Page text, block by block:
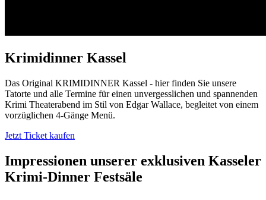
Krimidinner Kassel
Das Original KRIMIDINNER Kassel - hier finden Sie unsere
Tatorte und alle Termine für einen unvergesslichen und spannenden
Krimi Theaterabend im Stil von Edgar Wallace, begleitet von einem
vorzüglichen 4-Gänge Menü.
Jetzt Ticket kaufen
Impressionen unserer exklusiven Kasseler
Krimi-Dinner Festsäle